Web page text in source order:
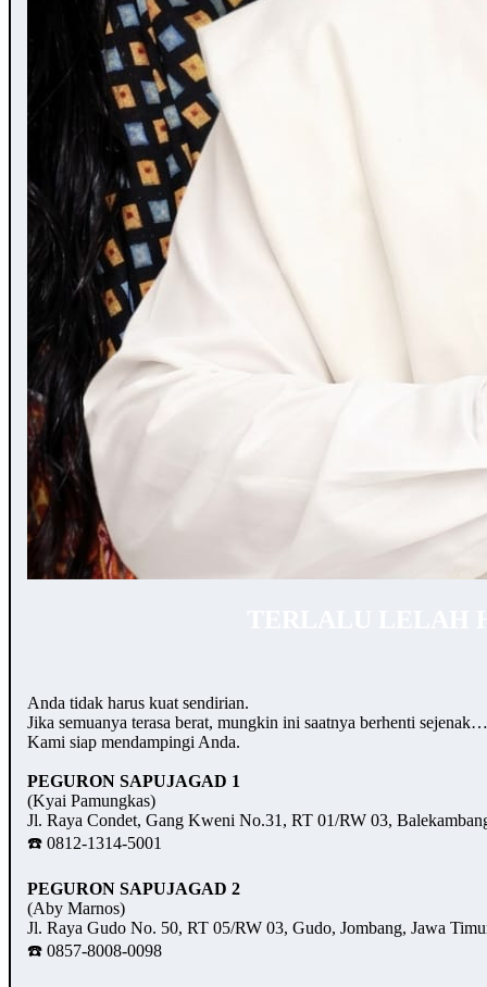
Anda tidak harus kuat sendirian.
Jika semuanya terasa berat, mungkin ini saatnya berhenti
Kami siap mendampingi Anda.
PEGURON SAPUJAGAD 1
(Kyai Pamungkas)
Jl. Raya Condet, Gang Kweni No.31, RT 01/RW 03,
☎️ 0812-1314-5001
PEGURON SAPUJAGAD 2
(Aby Marnos)
Jl. Raya Gudo No. 50, RT 05/RW 03, Gudo, Jombang, Jawa
☎️ 0857-8008-0098